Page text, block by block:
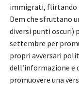
immigrati, flirtando
Dem che sfruttano
diversi punti oscuri)
settembre per
propri avversari
dell’informazione
promuovere una